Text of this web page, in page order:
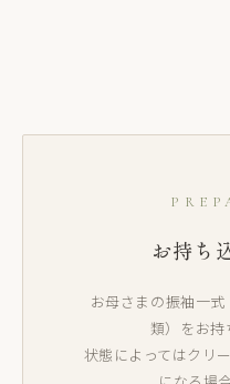
お持ち
お母さまの振袖一
類）をお持
状態によってはクリ